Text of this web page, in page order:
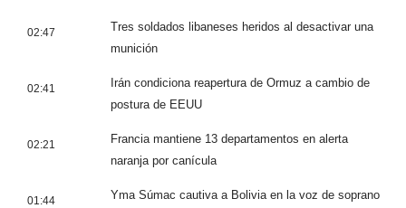
02:47
Tres soldados libaneses heridos al desactivar una
munición
02:41
Irán condiciona reapertura de Ormuz a cambio de
postura de EEUU
02:21
Francia mantiene 13 departamentos en alerta
naranja por canícula
01:44
Yma Súmac cautiva a Bolivia en la voz de soprano